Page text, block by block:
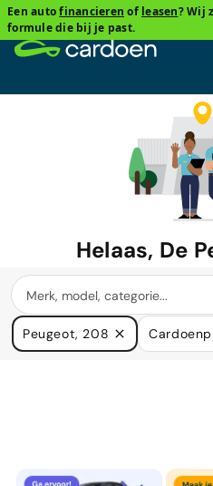
Een autofinancieren of leasen? Wij
formule die bij je past.
Helaas, De
waar u naar
We hebben veel auto's die in
Peugeot, 208